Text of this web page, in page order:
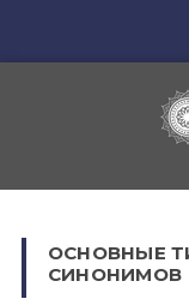
ОСНОВНЫЕ
СИНОНИМОВ